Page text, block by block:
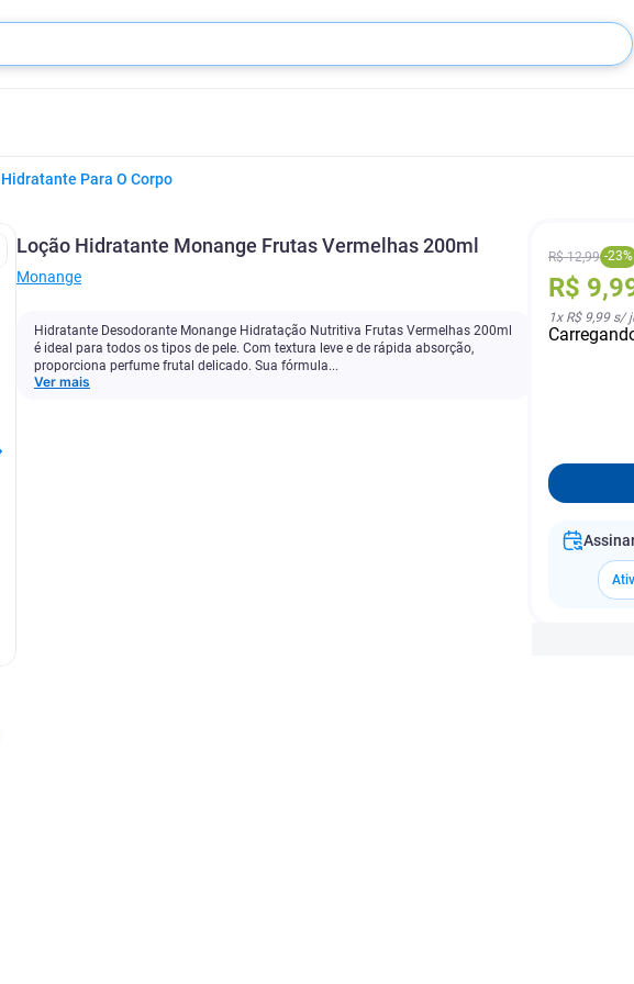
Hidratante Para O Corpo
Loção Hidratante Monange Frutas Vermelhas 200ml
Monange
Hidratante Desodorante Monange Hidratação Nutritiva Frutas Vermelhas 200ml
é ideal para todos os tipos de pele. Com textura leve e de rápida absorção,
proporciona perfume frutal delicado. Sua fórmula...
Ver mais
R$ 12,99 -23%
R$ 9,
1x R$ 9,99s/